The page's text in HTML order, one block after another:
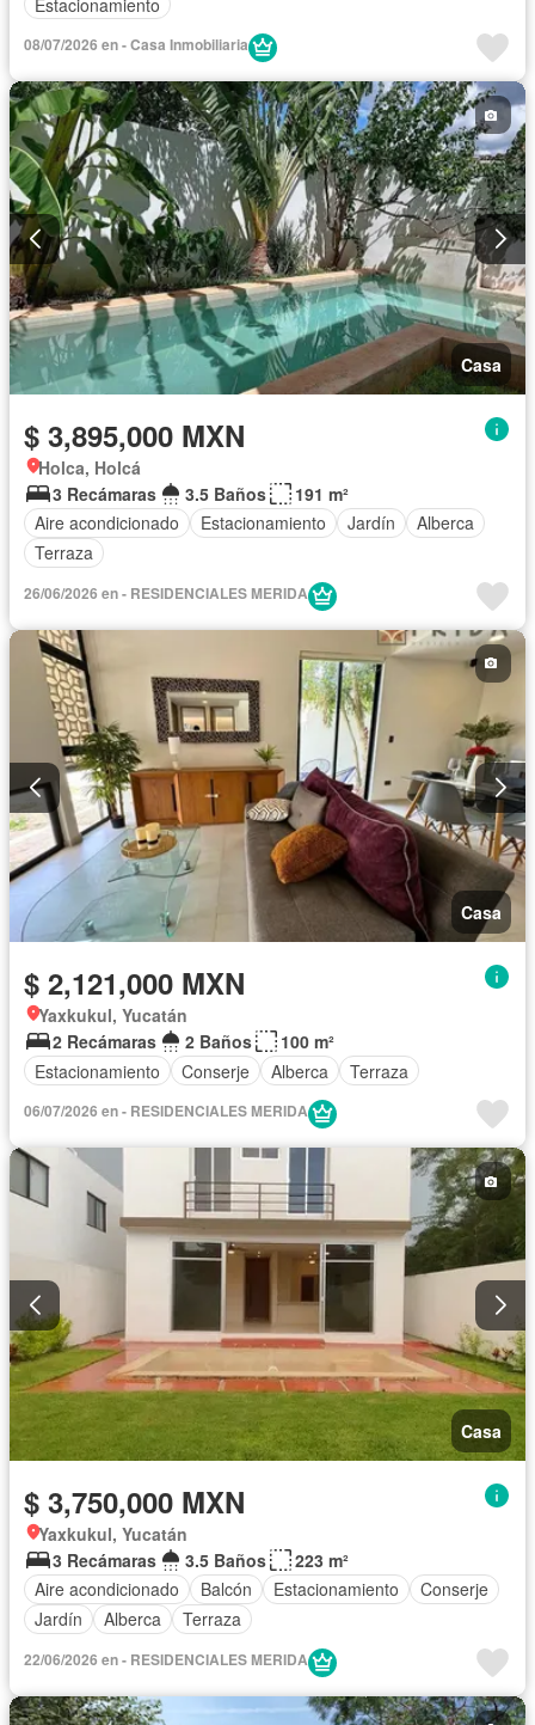
08/07/2026 en - Casa Inmobiliaria
Casa
$ 3,895,000 MXN
Holca, Holcá
3 Recámaras
3.5 Baños
191 m²
Aire acondicionado
Estacionamiento Jardín
Alberca
Terraza
26/06/2026 en - RESIDENCIALES MERIDA
Casa
$ 2,121,000 MXN
Yaxkukul, Yucatán
2 Recámaras
2 Baños
100 m²
Estacionamiento
Conserje Alberca Terraza
06/07/2026 en - RESIDENCIALES MERIDA
Casa
$ 3,750,000 MXN
Yaxkukul, Yucatán
3 Recámaras
3.5 Baños
223 m²
Aire acondicionado
Balcón Estacionamiento
Conserje
Jardín
Alberca Terraza
22/06/2026 en - RESIDENCIALES MERIDA